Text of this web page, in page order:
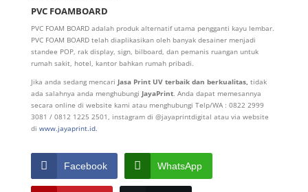
PVC FOAMBOARD
PVC FOAM BOARD adalah produk alternatif utama pengganti kayu lembar.
PVC FOAM BOARD telah diaplikasikan oleh banyak desainer menjadi
standee POP, rak display, sign, bilboard, dan pemanis ruangan untuk
rumah sakit, hotel, kantor bahkan rumah pribadi.
Jika anda sedang mencari Jasa Print UV terbaik dan berkualitas, tidak
ada salahnya anda menghubungi JayaPrint. Anda dapat memesannya
secara online di website kami atau menghubungi Telp/WA : 0822 2999
3081 / 0812 1225 2501, instagram di @jayaprintdigital atau via website
di www.jayaprint.id.
Facebook WhatsApp